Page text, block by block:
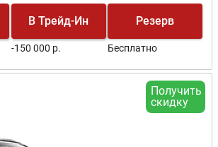
В Трейд-Ин
-150 000 р.
Резерв
Бесплатно
Получить
скидку